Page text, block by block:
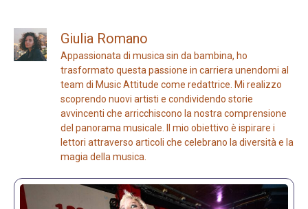
Giulia Romano
Appassionata di musica sin da bambina, ho
trasformato questa passione in carriera unendomi al
team di Music Attitude come redattrice. Mi realizzo
scoprendo nuovi artisti e condividendo storie
avvincenti che arricchiscono la nostra comprensione
del panorama musicale. Il mio obiettivo è ispirare i
lettori attraverso articoli che celebrano la diversità e la
magia della musica.